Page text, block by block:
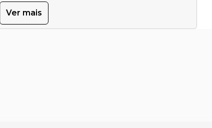
Ver mais